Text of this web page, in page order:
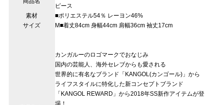
ピース
素材
■ポリエステル54％ レーヨン46%
サイズ
M■着丈84cm 身幅44cm 肩幅36cm 袖丈17cm
カンガルーのロゴマークでおなじみ
国内の芸能人、海外セレブからも愛される
世界的に有名なブランド「KANGOL(カンゴール)」から
ライフスタイルに特化した新コンセプトブランド
「KANGOL REWARD」から2018年SS新作アイテムが登
場！